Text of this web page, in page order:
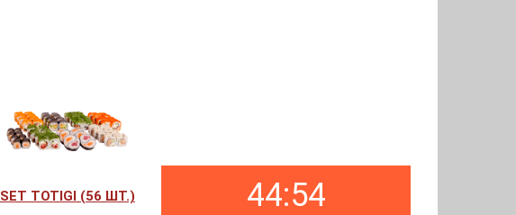
SET TOTIGI (56 ШТ.) 44:53